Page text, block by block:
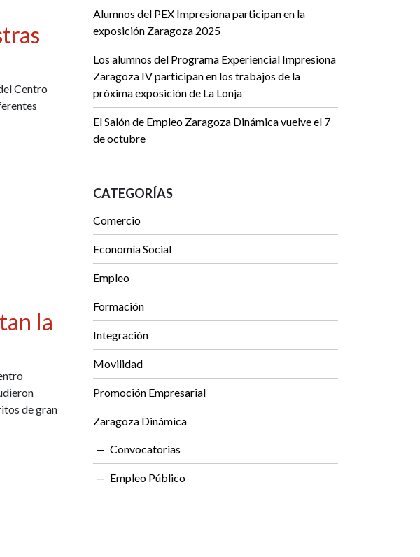
Centro
la
de gran
Alumnos del PEX Impresiona participan en la
exposición Zaragoza 2025
Los alumnos del Programa Experiencial Impresiona
Zaragoza IV participan en los trabajos de la
próxima exposición de La Lonja
El Salón de Empleo Zaragoza Dinámica vuelve el 7
de octubre
CATEGORÍAS
Comercio
Economía Social
Empleo
Formación
Integración
Movilidad
Promoción Empresarial
Zaragoza Dinámica
Convocatorias
Empleo Público